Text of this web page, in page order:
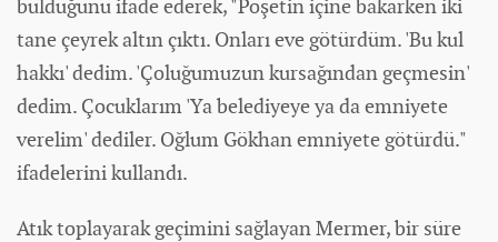
bulduğunu ifade ederek, "Poşetin içine bakarken iki
tane çeyrek altın çıktı. Onları eve götürdüm. 'Bu kul
hakkı' dedim. 'Çoluğumuzun kursağından geçmesin'
dedim. Çocuklarım 'Ya belediyeye ya da emniyete
verelim' dediler. Oğlum Gökhan emniyete götürdü."
ifadelerini kullandı.
Atık toplayarak geçimini sağlayan Mermer, bir süre